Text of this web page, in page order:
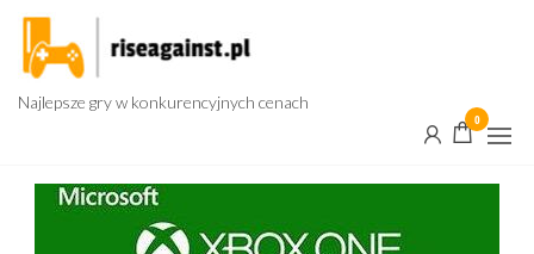
Przejdź
treści
Najlepsze gry w konkurencyjnych cenach
0